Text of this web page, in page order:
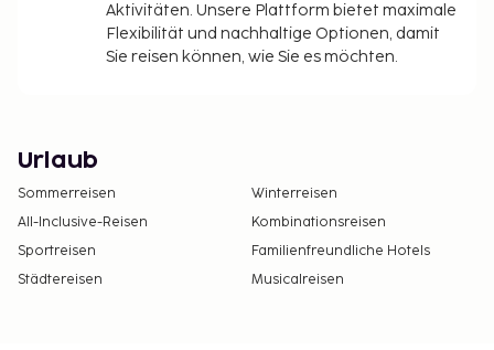
Aktivitäten. Unsere Plattform bietet maximale
Flexibilität und nachhaltige Optionen, damit
Sie reisen können, wie Sie es möchten.
Urlaub
Sommerreisen
Winterreisen
All-Inclusive-Reisen
Kombinationsreisen
Sportreisen
Familienfreundliche Hotels
Städtereisen
Musicalreisen